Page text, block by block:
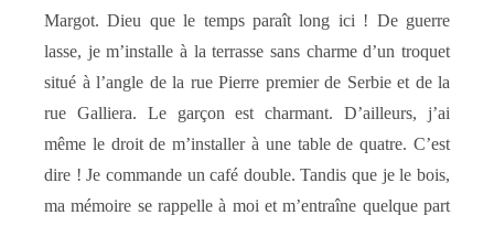
Margot. Dieu que le temps paraît long ici ! De guerre
lasse, je m’installe à la terrasse sans charme d’un troquet
situé à l’angle de la rue Pierre premier de Serbie et de la
rue Galliera. Le garçon est charmant. D’ailleurs, j’ai
même le droit de m’installer à une table de quatre. C’est
dire ! Je commande un café double. Tandis que je le bois,
ma mémoire se rappelle à moi et m’entraîne quelque part